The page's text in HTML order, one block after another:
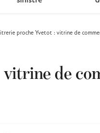
proche Yvetot : vitrine de
de